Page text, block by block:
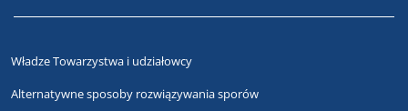
Władze Towarzystwa i udziałowcy
Alternatywne sposoby rozwiązywania sporów